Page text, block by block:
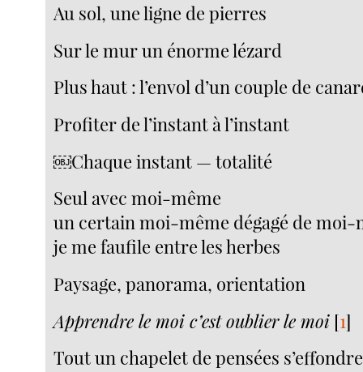
Au sol, une ligne de pierres
Sur le mur un énorme lézard
Plus haut : l’envol d’un couple de
Profiter de l’instant à l’instant
￼Chaque instant — totalité
Seul avec moi-même
un certain moi-même dégagé de moi-
je me faufile entre les herbes
Paysage, panorama, orientation
Apprendre le moi c’est oublier le moi [1]
Tout un chapelet de pensées